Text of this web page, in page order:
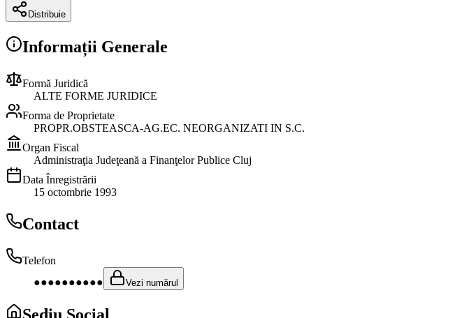
Distribuie
Informații Generale
Formă Juridică
ALTE FORME JURIDICE
Forma de Proprietate
PROPR.OBSTEASCA-AG.EC. NEORGANIZATI IN S.C.
Organ Fiscal
Administraţia Judeţeană a Finanţelor Publice Cluj
Data Înregistrării
15 octombrie 1993
Contact
Telefon
●●●●●●●●●●
Vezi numărul